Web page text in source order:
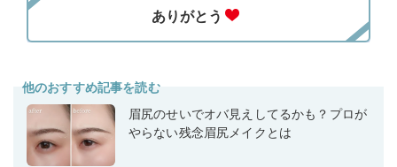
他のおすすめ記事を読む
眉尻のせいでオバ見えしてるかも？プロが
やらない残念眉尻メイクとは